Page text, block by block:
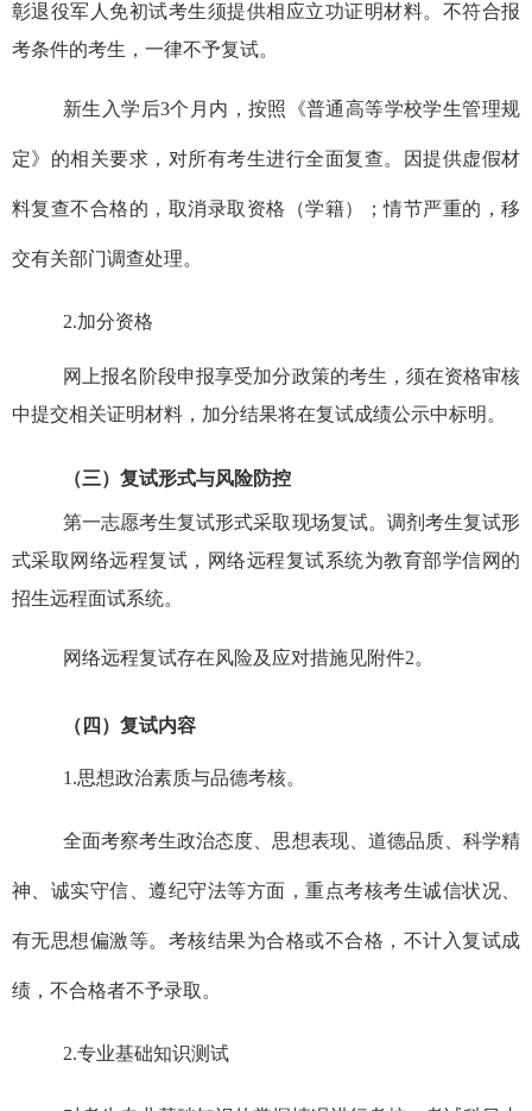
彰退役军人免初试考生须提供相应立功证明材料。不符合报
考条件的考生，一律不予复试。
新生入学后3个月内，按照《普通高等学校学生管理规
定》的相关要求，对所有考生进行全面复查。因提供虚假材
料复查不合格的，取消录取资格（学籍）；情节严重的，移
交有关部门调查处理。
2.加分资格
网上报名阶段申报享受加分政策的考生，须在资格审核
中提交相关证明材料，加分结果将在复试成绩公示中标明。
（三）复试形式与风险防控
第一志愿考生复试形式采取现场复试。调剂考生复试形
式采取网络远程复试，网络远程复试系统为教育部学信网的
招生远程面试系统。
网络远程复试存在风险及应对措施见附件2。
（四）复试内容
1 .思想政治素质与品德考核。
全面考察考生政治态度、思想表现、道德品质、科学精
神、诚实守信、遵纪守法等方面，重点考核考生诚信状况、
有无思想偏激等。考核结果为合格或不合格，不计入复试成
绩，不合格者不予录取。
2.专业基础知识测试